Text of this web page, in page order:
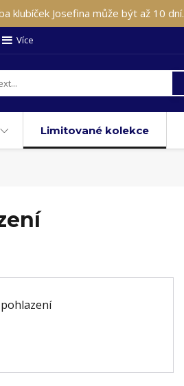
klubíček Josefina může být až 10 dní.
Více
Limitované kolekce